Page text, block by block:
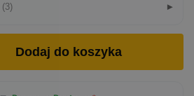
(3)
Dodaj do koszyka